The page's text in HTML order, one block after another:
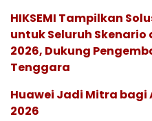
HIKSEMI Tampilkan
untuk Seluruh Skenario
2026, Dukung
Tenggara
Huawei Jadi Mitra bagi
2026